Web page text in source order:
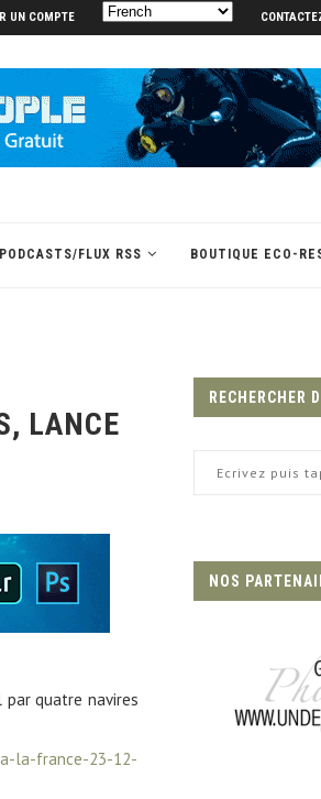
UN COMPTE
PODCASTS/FLUX RSS BOUTIQUE ECO-
LANCE
par quatre navires
la-france-23-12-
RECHERCHER
NOS